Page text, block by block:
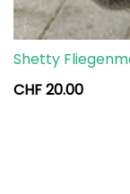
Shetty
CHF20.00